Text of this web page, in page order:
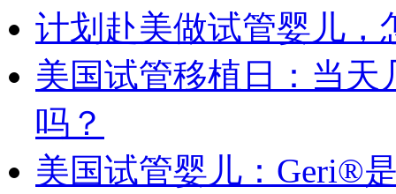
计划赴美做试管婴儿，
美国试管移植日：当
吗？
美国试管婴儿：Geri®